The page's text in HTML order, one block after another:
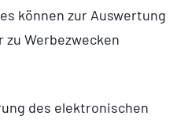
können zur Auswertung
Werbezwecken
des elektronischen